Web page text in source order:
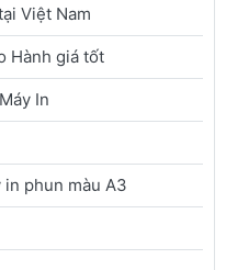
Việt Nam
Hành giá tốt
In
in phun màu A3